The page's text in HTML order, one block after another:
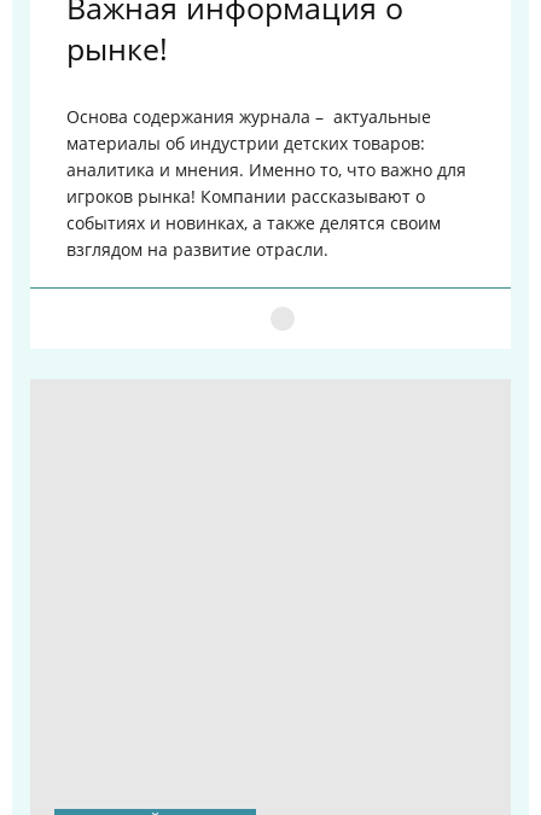
Важная информация о
рынке!
Основа содержания журнала – актуальные
материалы об индустрии детских товаров:
аналитика и мнения. Именно то, что важно для
игроков рынка! Компании рассказывают о
событиях и новинках, а также делятся своим
взглядом на развитие отрасли.